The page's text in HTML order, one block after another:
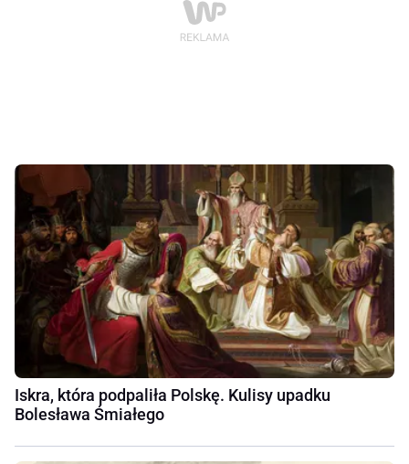
Iskra, która podpaliła Polskę. Kulisy upadku
Bolesława Śmiałego